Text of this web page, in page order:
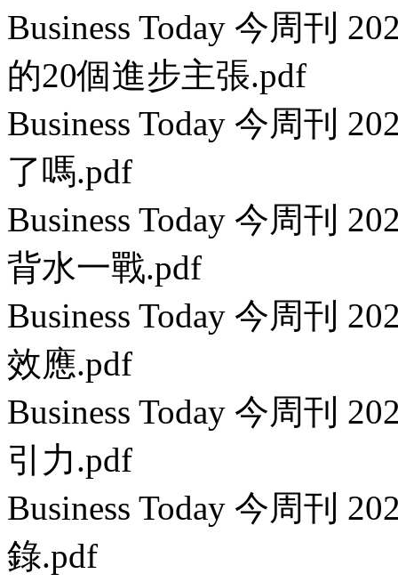
Business Today 今周刊
的20個進步主張.pdf
Business Today 今周刊
了嗎.pdf
Business Today 今周刊
背水一戰.pdf
Business Today 今周刊
效應.pdf
Business Today 今周刊
引力.pdf
Business Today 今周刊
錄.pdf